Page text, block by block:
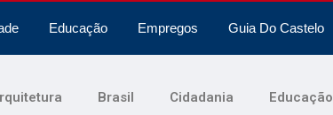
Educação Empregos Guia Do Castelo
Brasil Cidadania Educação